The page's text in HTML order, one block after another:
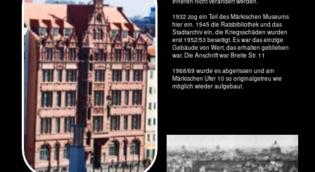
Mühlendammschleuse vom Rolandsufer aus gesehen